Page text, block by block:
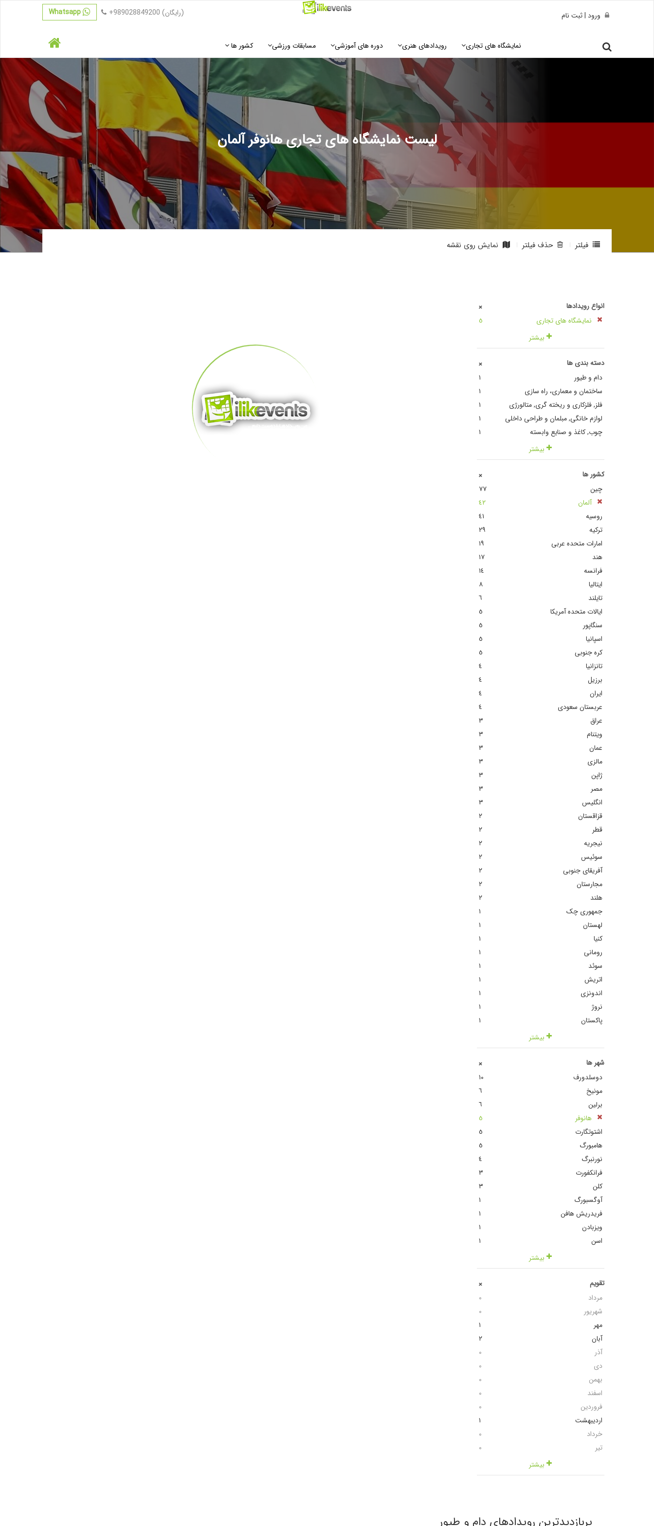
ورود | ثبت نام +989028849200 (رایگان)
نمایشگاه های تجاری رویدادهای هنری دوره های آموزشی مسابقات ورزشی کشور ها
لیست نمایشگاه های تجاری هانوفر آلمان
فیلتر حذف فیلتر نمایش روی نقشه
انواع رویدادها +
نمایشگاه های تجاری
٥
بیشتر
دسته بندی ها +
دام و طیور
١
ساختمان و معماری، راه سازی
١
فلز, فلزکاری و ریخته گری, متالورژی
١
لوازم خانگی, مبلمان و طراحی داخلی
١
چوب, کاغذ و صنایع وابسته
١
بیشتر
کشور ها +
چین
٧٧
آلمان
٤٢
روسیه
٤١
ترکیه
٢٩
امارات متحده عربی
١٩
هند
١٧
فرانسه
١٤
ایتالیا
٨
تایلند
٦
ایالات متحده آمریکا
٥
سنگاپور
٥
اسپانیا
٥
کره جنوبی
٥
تانزانیا
٤
برزیل
٤
ایران
٤
عربستان سعودی
٤
عراق
٣
ویتنام
٣
عمان
٣
مالزی
٣
ژاپن
٣
مصر
٣
انگلیس
٣
قزاقستان
٢
قطر
٢
نیجریه
٢
سوئیس
٢
آفریقای جنوبی
٢
مجارستان
٢
هلند
٢
جمهوری چک
١
لهستان
١
کنیا
١
رومانی
١
سوئد
١
اتریش
١
اندونزی
١
نروژ
١
پاکستان
١
بیشتر
شهر ها +
دوسلدورف
١٠
مونیخ
٦
برلین
٦
هانوفر
٥
اشتوتگارت
٥
هامبورگ
٥
نورنبرگ
٤
فرانکفورت
٣
کلن
٣
آوگسبورگ
١
فریدریش هافن
١
ویزبادن
١
اسن
١
بیشتر
تقویم +
مرداد
٠
شهریور
٠
مهر
١
آبان
٢
آذر
٠
دی
٠
بهمن
٠
اسفند
٠
فروردین
٠
اردیبهشت
١
خرداد
٠
تیر
٠
بیشتر
پربازدیدترین رویدادهای دام و طیور